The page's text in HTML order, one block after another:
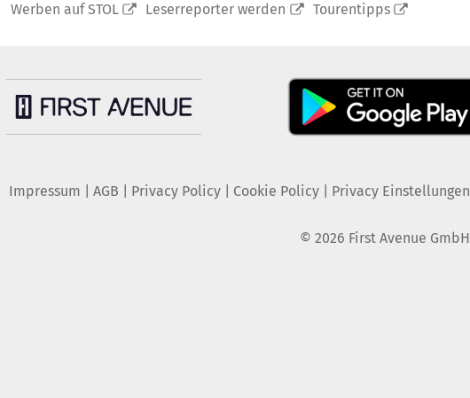
Werben auf STOL Leserreporter werden Tourentipps
Impressum AGB Privacy Policy| Cookie Policy| Privacy Einstellungen
© 2026 First Avenue GmbH